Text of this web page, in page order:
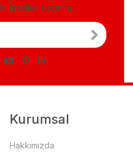
kaçırma...
Kurumsal
Hakkımızda